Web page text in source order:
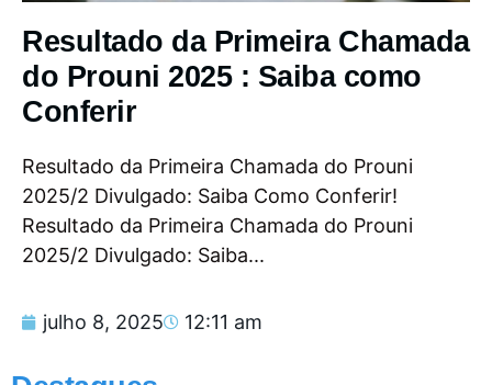
Resultado da Primeira Chamada
do Prouni 2025 : Saiba como
Conferir
Resultado da Primeira Chamada do Prouni
2025/2 Divulgado: Saiba Como Conferir!
Resultado da Primeira Chamada do Prouni
2025/2 Divulgado: Saiba...
julho 8, 2025 12:11 am